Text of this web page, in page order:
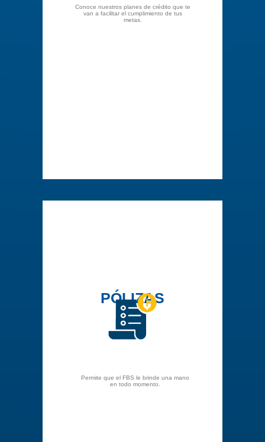
Conoce nuestros planes de crédito que te
van a facilitar el cumplimiento de tus
metas.
PÓLIZAS
Permite que el FBS le brinde una mano
en todo momento.